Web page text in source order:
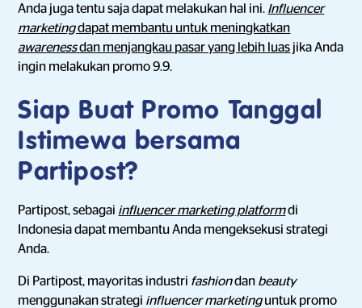
Anda juga tentu saja dapat melakukan hal ini. Influencer
marketingdapat membantu untuk meningkatkan
awarenessdan menjangkau pasar yang lebih luas jika Anda
ingin melakukan promo 9.9.
Siap Buat Promo Tanggal
Istimewa bersama
Partipost?
Partipost, sebagai influencer marketing platformdi
Indonesia dapat membantu Anda mengeksekusi strategi
Anda.
Di Partipost, mayoritas industri fashiondan beauty
menggunakan strategi influencer marketinguntuk promo